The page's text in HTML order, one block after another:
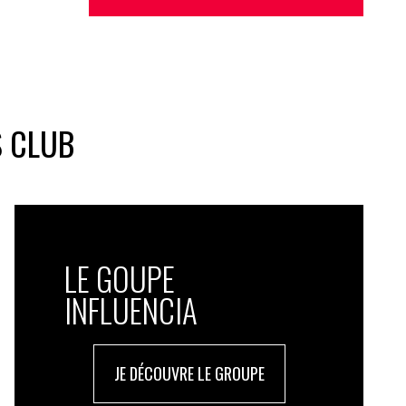
CLUB
LE GOUPE
INFLUENCIA
JE DÉCOUVRE LE GROUPE